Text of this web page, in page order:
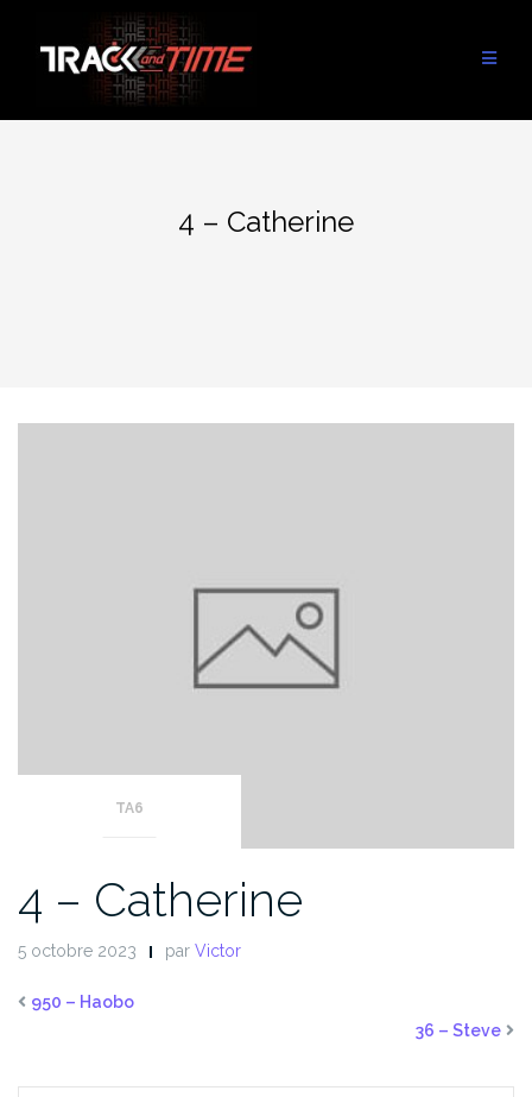
contenu
4 – Catherine
TA6
4 – Catherine
5 octobre 2023 par Victor
950 – Haobo
36 – Steve